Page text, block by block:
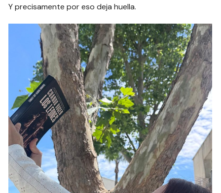
Y precisamente por eso deja huella.